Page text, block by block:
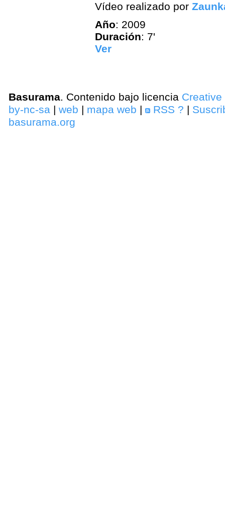
Vídeo realizado por
Año: 2009
Duración: 7'
Ver
Basurama. Contenido bajo licencia
by-nc-sa | web | mapa web | RSS ? |
basurama.org